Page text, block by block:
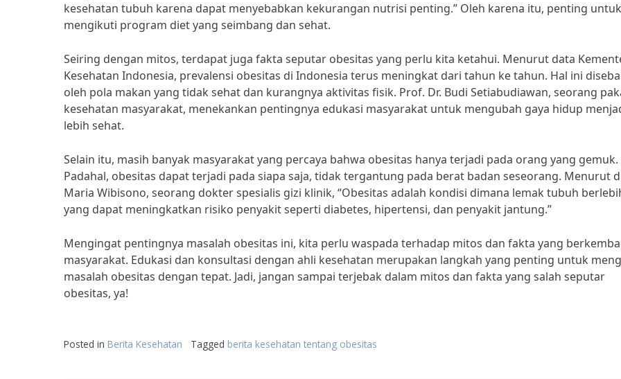
kesehatan tubuh karena dapat menyebabkan kekurangan nutrisi penting.” Oleh karena itu, penting untuk
mengikuti program diet yang seimbang dan sehat.
Seiring dengan mitos, terdapat juga fakta seputar obesitas yang perlu kita ketahui. Menurut data
Kesehatan Indonesia, prevalensi obesitas di Indonesia terus meningkat dari tahun ke tahun. Hal ini
oleh pola makan yang tidak sehat dan kurangnya aktivitas fisik. Prof. Dr. Budi Setiabudiawan, seorang
kesehatan masyarakat, menekankan pentingnya edukasi masyarakat untuk mengubah gaya hidup
lebih sehat.
Selain itu, masih banyak masyarakat yang percaya bahwa obesitas hanya terjadi pada orang yang gemuk.
Padahal, obesitas dapat terjadi pada siapa saja, tidak tergantung pada berat badan seseorang. Menurut
Maria Wibisono, seorang dokter spesialis gizi klinik, “Obesitas adalah kondisi dimana lemak tubuh
yang dapat meningkatkan risiko penyakit seperti diabetes, hipertensi, dan penyakit jantung.”
Mengingat pentingnya masalah obesitas ini, kita perlu waspada terhadap mitos dan fakta yang
masyarakat. Edukasi dan konsultasi dengan ahli kesehatan merupakan langkah yang penting untuk
masalah obesitas dengan tepat. Jadi, jangan sampai terjebak dalam mitos dan fakta yang salah seputar
obesitas, ya!
Posted in Berita Kesehatan Tagged berita kesehatan tentang obesitas